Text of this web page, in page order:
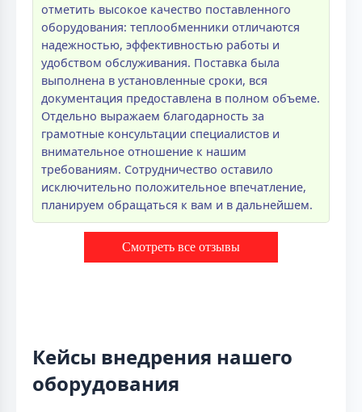
отметить высокое качество поставленного
оборудования: теплообменники отличаются
надежностью, эффективностью работы и
удобством обслуживания. Поставка была
выполнена в установленные сроки, вся
документация предоставлена в полном объеме.
Отдельно выражаем благодарность за
грамотные консультации специалистов и
внимательное отношение к нашим
требованиям. Сотрудничество оставило
исключительно положительное впечатление,
планируем обращаться к вам и в дальнейшем.
Смотреть все отзывы
Кейсы внедрения нашего
оборудования